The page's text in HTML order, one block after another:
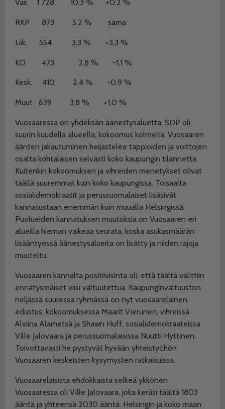
Vas. 1 728 10,3 % +0,2 %
RKP 873 5,2 % sama
Liik. 554 3,3 % +3,3 %
KD 473 2,8 % -1,1 %
Kesk. 410 2,4 % -0,9 %
Muut 639 3,8 % +1,0 %
Vuosaaressa on yhdeksän äänestysaluetta. SDP oli
suurin kuudella alueella, kokoomus kolmella. Vuosaaren
äänten jakautuminen heijastelee tappioiden ja voittojen
osalta kohtalaisen selvästi koko kaupungin tilannetta.
Kuitenkin kokoomuksen ja vihreiden menetykset olivat
täällä suuremmat kuin koko kaupungissa. Toisaalta
sosialidemokraatit ja perussuomalaiset lisäsivät
kannatustaan enemmän kuin muualla Helsingissä.
Puolueiden kannatuksen muutoksia on Vuosaaren eri
alueilla hieman vaikeaa seurata, koska asukasmäärän
lisääntyessä äänestysalueita on lisätty ja niiden rajoja
muuteltu.
Vuosaaren kannalta positiivisinta oli, että täältä valittiin
ennätysmäiset viisi valtuutettua. Kaupunginvaltuuston
neljässä suuressa ryhmässä on nyt vuosaarelainen
edustus: kokoomuksessa Maarit Vierunen, vihreissä
Alviina Alametsä ja Shawn Huff, sosialidemokraateissa
Ville Jalovaara ja perussuomalaisissa Nuutti Hyttinen.
Toivottavasti he pystyvät hyvään yhteistyöhön
Vuosaaren keskeisten kysymysten ratkaisuissa.
Vuosaarelaisista ehdokkaista selkeä ykkönen
Vuosaaressa oli Ville Jalovaara, joka keräsi täältä 1803
ääntä ja yhteensä 2030 ääntä. Helsingin ja koko maan